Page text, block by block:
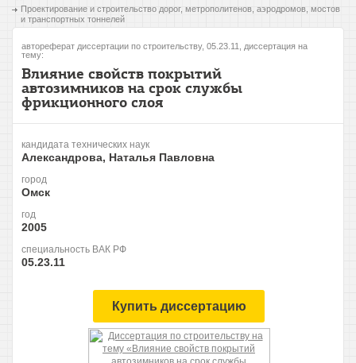
Проектирование и строительство дорог, метрополитенов, аэродромов, мостов
и транспортных тоннелей
автореферат диссертации по строительству, 05.23.11, диссертация на
тему:
Влияние свойств покрытий
автозимников на срок службы
фрикционного слоя
кандидата технических наук
Александрова, Наталья Павловна
город
Омск
год
2005
специальность ВАК РФ
05.23.11
Купить диссертацию